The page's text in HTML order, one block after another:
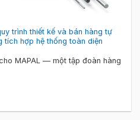
trình thiết kế và bán hàng tự
tích hợp hệ thống toàn diện
MAPAL — một tập đoàn hàng